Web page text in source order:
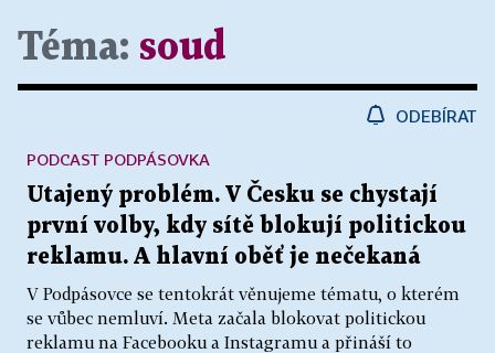
Téma: soud
ODEBÍRAT
Utajený problém. V Česku se chystají
první volby, kdy sítě blokují politickou
reklamu. A hlavní oběť je nečekaná
V Podpásovce se tentokrát věnujeme tématu, o kterém
se vůbec nemluví. Meta začala blokovat politickou
reklamu na Facebooku a Instagramu a přináší to
PODCAST PODPÁSOVKA